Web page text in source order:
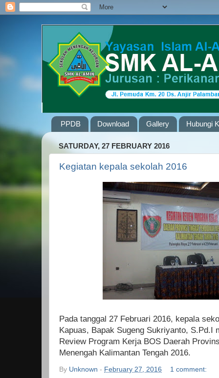
PPDB Download Gallery Hubungi
SATURDAY, 27 FEBRUARY 2016
Kegiatan kepala sekolah 2016
Pada tanggal 27 Februari 2016, kepala
Kapuas, Bapak Sugeng Sukriyanto, S.Pd.I
Review Program Kerja BOS Daerah
Menengah Kalimantan Tengah 2016.
By Unknown - February 27, 2016 1 comment: